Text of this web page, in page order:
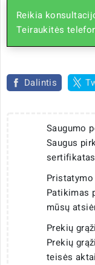
Reikia
Teiraukitės
Dalintis
Saugumo
Saugus
Patikimas
mūsų
Prekių
Prekių
teisės